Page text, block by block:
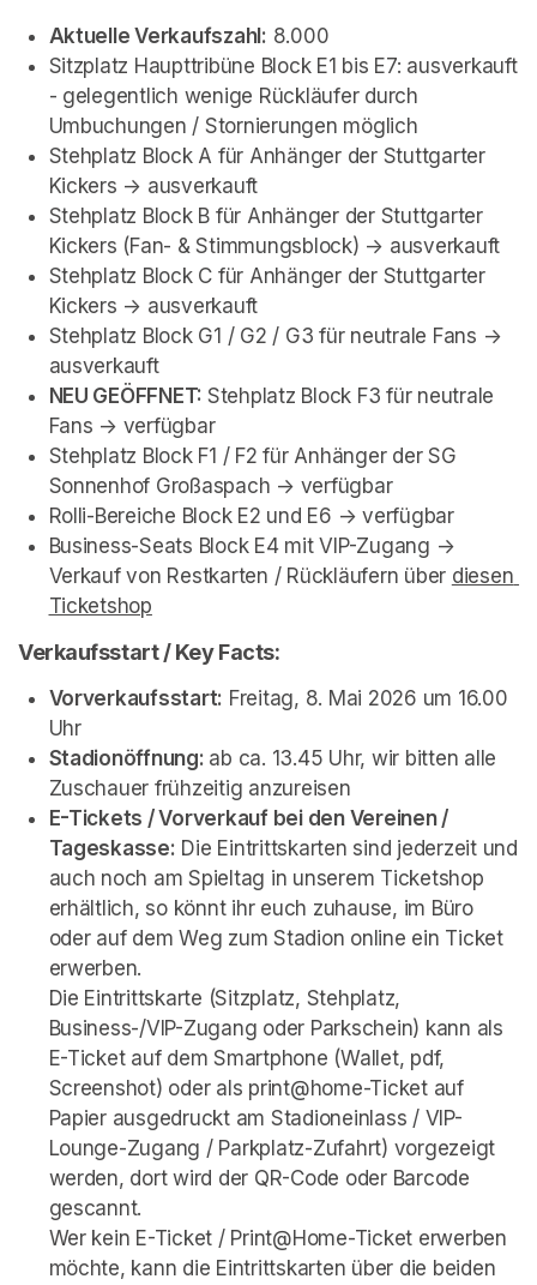
Aktuelle Verkaufszahl: 8.000
Sitzplatz Haupttribüne Block E1 bis E7: ausverkauft
- gelegentlich wenige Rückläufer durch
Umbuchungen / Stornierungen möglich
Stehplatz Block A für Anhänger der Stuttgarter
Kickers -> ausverkauft
Stehplatz Block B für Anhänger der Stuttgarter
Kickers (Fan- & Stimmungsblock) -> ausverkauft
Stehplatz Block C für Anhänger der Stuttgarter
Kickers -> ﻿ausverkauft
Stehplatz Block G1 / G2 / G3 für neutrale Fans ->
ausverkauft
NEU GEÖFFNET: Stehplatz Block F3 für neutrale
Fans -> verfügbar
Stehplatz Block F1 / F2 für Anhänger der SG
Sonnenhof Großaspach -> verfügbar
Rolli-Bereiche Block E2 und E6 -> verfügbar
Business-Seats Block E4 mit VIP-Zugang ->
﻿Verkauf von Restkarten / Rückläufern über diesen
Ticketshop
Verkaufsstart / Key Facts:
Vorverkaufsstart: Freitag, 8. Mai 2026 um 16.00
Uhr
Stadionöffnung: ab ca. 13.45 Uhr, wir bitten alle
Zuschauer frühzeitig anzureisen
E-Tickets / Vorverkauf bei den Vereinen /
Tageskasse: Die Eintrittskarten sind jederzeit und
auch noch am Spieltag in unserem Ticketshop
erhältlich, so könnt ihr euch zuhause, im Büro
oder auf dem Weg zum Stadion online ein Ticket
erwerben.
Die Eintrittskarte (Sitzplatz, Stehplatz,
Business-/VIP-Zugang oder Parkschein) kann als
E-Ticket auf dem Smartphone (Wallet, pdf,
Screenshot) oder als print@home-Ticket auf
Papier ausgedruckt am Stadioneinlass / VIP-
Lounge-Zugang / Parkplatz-Zufahrt) vorgezeigt
werden, dort wird der QR-Code oder Barcode
gescannt.
Wer kein E-Ticket / Print@Home-Ticket erwerben
möchte, kann die Eintrittskarten über die beiden